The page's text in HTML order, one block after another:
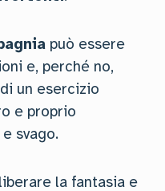
può essere
e, perché no,
un esercizio
e proprio
svago.
la fantasia e